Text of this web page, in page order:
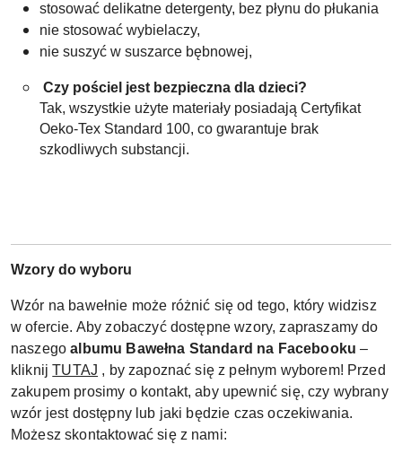
stosować delikatne detergenty, bez płynu do płukania
nie stosować wybielaczy,
nie suszyć w suszarce bębnowej,
Czy pościel jest bezpieczna dla dzieci?
Tak, wszystkie użyte materiały posiadają Certyfikat
Oeko-Tex Standard 100, co gwarantuje brak
szkodliwych substancji.
Wzory do wyboru
Wzór na bawełnie może różnić się od tego, który widzisz
w ofercie. Aby zobaczyć dostępne wzory, zapraszamy do
naszegoalbumu Bawełna Standard na Facebooku –
kliknijTUTAJ , by zapoznać się z pełnym wyborem! Przed
zakupem prosimy o kontakt, aby upewnić się, czy wybrany
wzór jest dostępny lub jaki będzie czas oczekiwania.
Możesz skontaktować się z nami: